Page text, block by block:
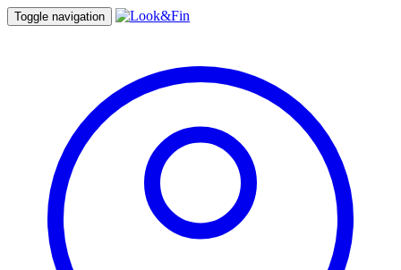
Toggle navigation